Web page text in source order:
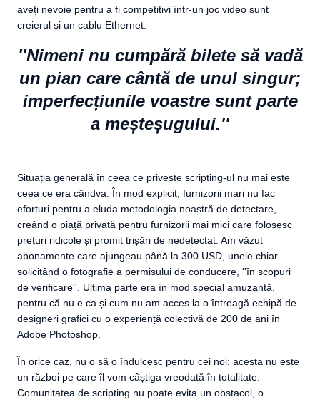
aveți nevoie pentru a fi competitivi într-un joc video sunt
creierul și un cablu Ethernet.
''Nimeni nu cumpără bilete să vadă
un pian care cântă de unul singur;
imperfecțiunile voastre sunt parte
a meșteșugului.''
Situația generală în ceea ce privește scripting-ul nu mai este
ceea ce era cândva. În mod explicit, furnizorii mari nu fac
eforturi pentru a eluda metodologia noastră de detectare,
creând o piață privată pentru furnizorii mai mici care folosesc
prețuri ridicole și promit trișări de nedetectat. Am văzut
abonamente care ajungeau până la 300 USD, unele chiar
solicitând o fotografie a permisului de conducere, ''în scopuri
de verificare''. Ultima parte era în mod special amuzantă,
pentru că nu e ca și cum nu am acces la o întreagă echipă de
designeri grafici cu o experiență colectivă de 200 de ani în
Adobe Photoshop.
În orice caz, nu o să o îndulcesc pentru cei noi: acesta nu este
un război pe care îl vom câștiga vreodată în totalitate.
Comunitatea de scripting nu poate evita un obstacol, o